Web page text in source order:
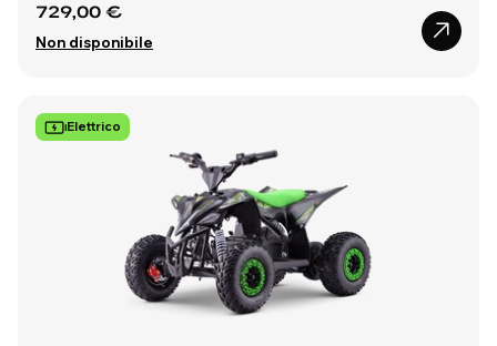
729,00 €
Non disponibile
Elettrico